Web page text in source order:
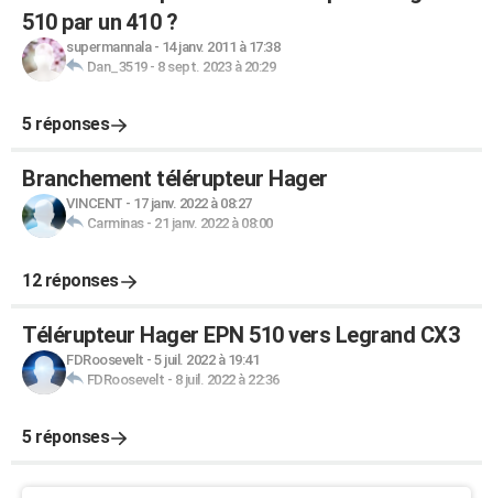
510 par un 410 ?
supermannala- 14 janv. 2011 à 17:38
Dan_3519- 8 sept. 2023 à 20:29
5 réponses
Branchement télérupteur Hager
VINCENT - 17 janv. 2022 à 08:27
Carminas- 21 janv. 2022 à 08:00
12 réponses
Télérupteur Hager EPN 510 vers Legrand CX3
FDRoosevelt - 5 juil. 2022 à 19:41
FDRoosevelt - 8 juil. 2022 à 22:36
5 réponses